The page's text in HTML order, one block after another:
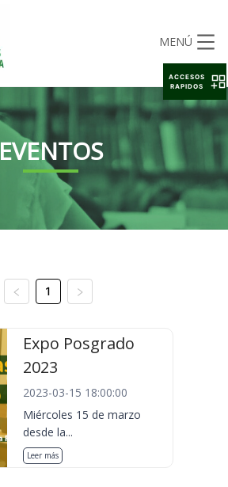
MENÚ
EVENTOS
1
Expo Posgrado
2023
2023-03-15 18:00:00
Miércoles 15 de marzo
desde la...
Leer más
ACCESOS
RAPIDOS